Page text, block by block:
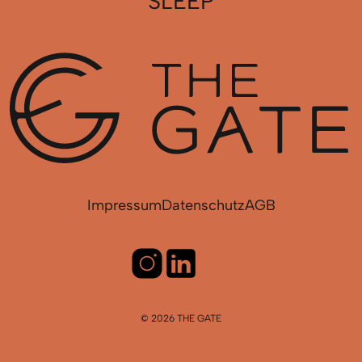
ImpressumDatenschutzAGB
© 2026 THE GATE